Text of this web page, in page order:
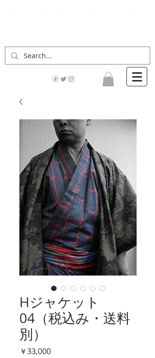
Hジャケット
04（税込み・送料
別）
￥33,000価